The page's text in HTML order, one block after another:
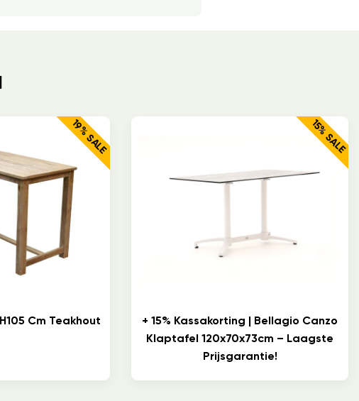
19% SALE
Cm Teakhout
15% SALE
+ 15% Kassakorting | Bellagio Canzo
Klaptafel 120x70x73cm – Laagste
Prijsgarantie!